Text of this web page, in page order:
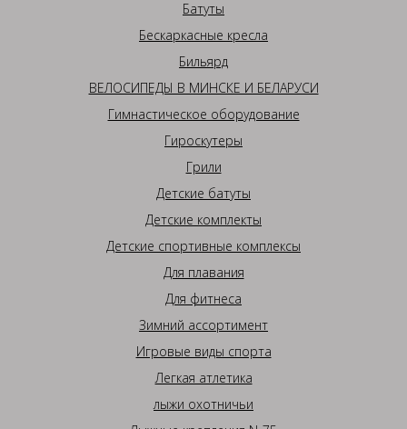
Батуты
Бескаркасные кресла
Бильярд
ВЕЛОСИПЕДЫ В МИНСКЕ И БЕЛАРУСИ
Гимнастическое оборудование
Гироскутеры
Грили
Детские батуты
Детские комплекты
Детские спортивные комплексы
Для плавания
Для фитнеса
Зимний ассортимент
Игровые виды спорта
Легкая атлетика
лыжи охотничьи